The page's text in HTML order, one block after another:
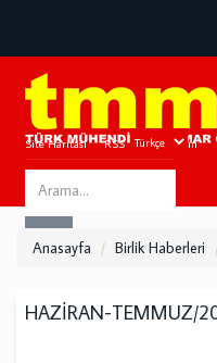
Site Haritası RSS Bize Ulaşın
Search
this
Anasayfa Birlik Haberleri
HAZİRAN-TEMMUZ/